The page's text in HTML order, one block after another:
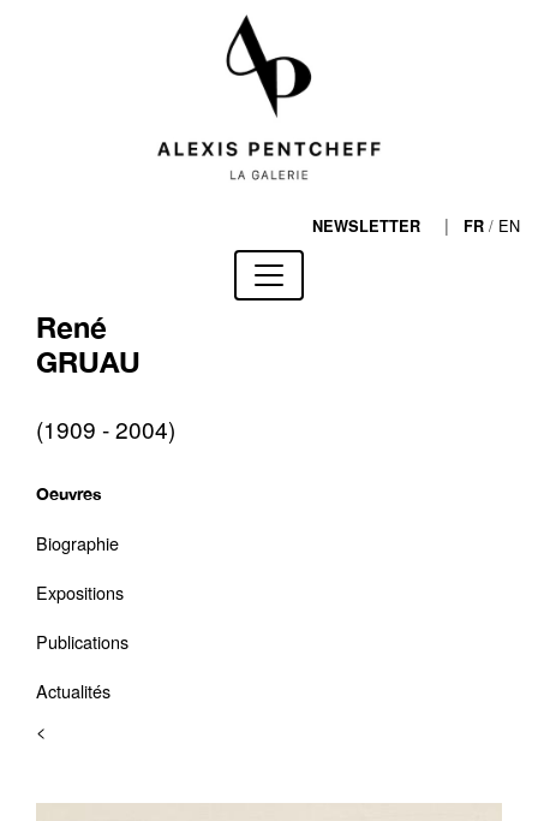
NEWSLETTER | FR / EN
René
GRUAU
(1909 - 2004)
Oeuvres
Biographie
Expositions
Publications
Actualités
<